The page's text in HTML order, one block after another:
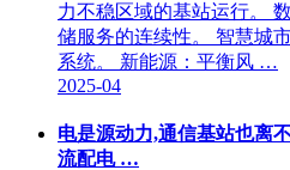
力不稳区域的基站运行。
储服务的连续性。 智慧城
系统。 新能源：平衡风 …
2025-04
电是源动力,通信基站也离
流配电 …